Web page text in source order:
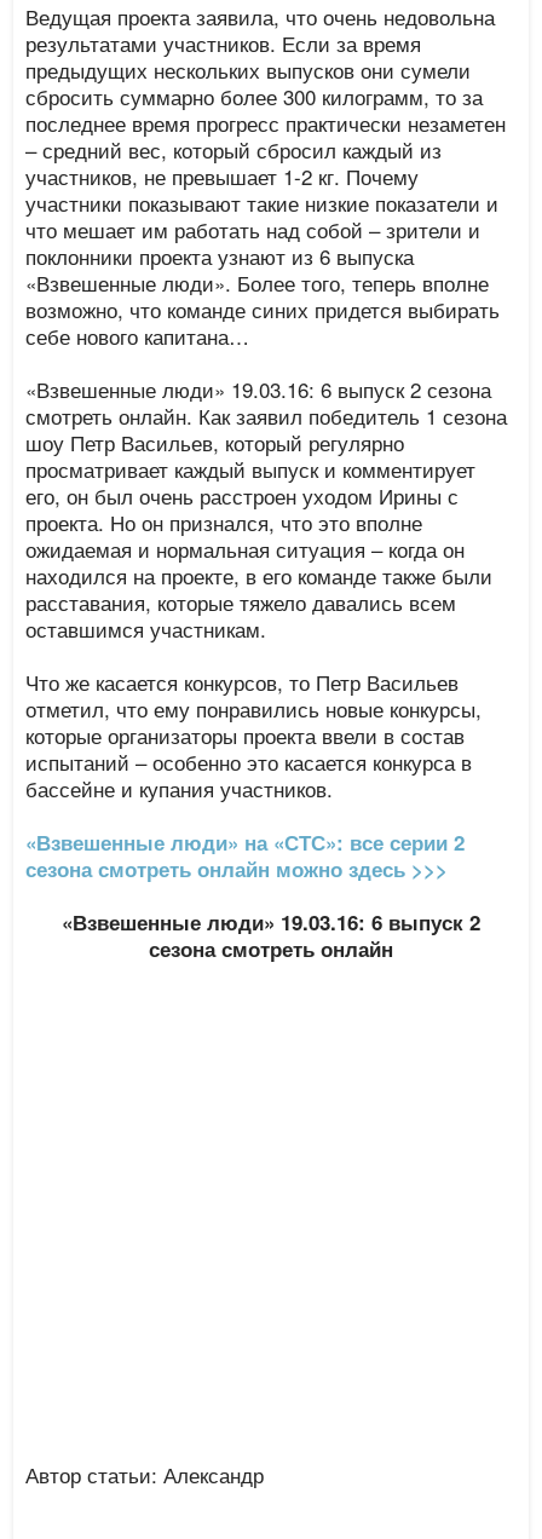
Ведущая проекта заявила, что очень недовольна
результатами участников. Если за время
предыдущих нескольких выпусков они сумели
сбросить суммарно более 300 килограмм, то за
последнее время прогресс практически незаметен
– средний вес, который сбросил каждый из
участников, не превышает 1-2 кг. Почему
участники показывают такие низкие показатели и
что мешает им работать над собой – зрители и
поклонники проекта узнают из 6 выпуска
«Взвешенные люди». Более того, теперь вполне
возможно, что команде синих придется выбирать
себе нового капитана…
«Взвешенные люди» 19.03.16: 6 выпуск 2 сезона
смотреть онлайн. Как заявил победитель 1 сезона
шоу Петр Васильев, который регулярно
просматривает каждый выпуск и комментирует
его, он был очень расстроен уходом Ирины с
проекта. Но он признался, что это вполне
ожидаемая и нормальная ситуация – когда он
находился на проекте, в его команде также были
расставания, которые тяжело давались всем
оставшимся участникам.
Что же касается конкурсов, то Петр Васильев
отметил, что ему понравились новые конкурсы,
которые организаторы проекта ввели в состав
испытаний – особенно это касается конкурса в
бассейне и купания участников.
«Взвешенные люди» на «СТС»: все серии 2
сезона смотреть онлайн можно здесь >>>
«Взвешенные люди» 19.03.16: 6 выпуск 2
сезона смотреть онлайн
Автор статьи: Александр